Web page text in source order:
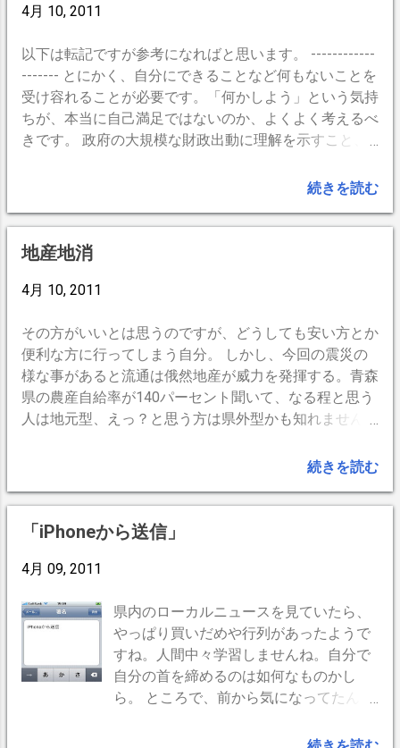
4月 10, 2011
以下は転記ですが参考になればと思います。 ------------
------- とにかく、自分にできることなど何もないことを
受け容れることが必要です。「何かしよう」という気持
ちが、本当に自己満足ではないのか、よくよく考えるべ
きです。 政府の大規模な財政出動に理解を示すこと、
じて、不便を受け容れること、被災者の苛立ちや要望を
募金に参加すること。これくらいが関の山なのです。
『被災経験のあるあなたに訊きたいが、被災地に対して
答えました。 まずは、呼ばれでもしないかぎり、絶対
人、入ろうとする支援部隊や家族でアクセスはただでさ
え大混乱ですから非常に邪魔です。 統制もとられてお
らず装備もなく訓練も受けていない『ボランティア』は
ただの野次馬観光客です。何の役にも立ちません。自衛
隊は、食糧から水から燃料から寝具から、全て自前で用
被災者が食うべきものを食い、被災者が飲むべき水を飲
指揮に従うのであれば、しかも生き地獄での救援活動に
耐えうる技術と精神力を備えているのであれば、行って
も送らないことです。何が不足しているかもわからずに
のがないだろう』とボロを送られても馬鹿にされたと思
うだけです。水もガスもないところにカップ麺を送られ
ても意味ありません。現場に何が必要かを理解している
のは現場のプロだけです。『○が不足しているのでどこ
に送って欲しい』という呼びかけに応えるのであれば、
らから安否確認の通信をしないことです。 安否確認し
続きを読む
地産地消
4月 10, 2011
その方がいいとは思うのですが、どうしても安い方とか
便利な方に行ってしまう自分。 しかし、今回の震災の
様な事があると流通は俄然地産が威力を発揮する。青森
県の農産自給率が140パーセント聞いて、なる程と思う
人は地元型、えっ？と思う方は県外型かも知れません
品をつくれる自家製店。逆に、半自家製や買取店のお店
商品が全く無いお店もある。 流石に、 「煙草は地元で
買いましょう」 のスローガンは見かけなくなったけ
デパート。今日開店してみると、やはり街の賑わいは違
すが、弘前人には受け入れにくい要素も多々ある。安さ
や、便利さだけに魅力を感じないのが土手町人、弘前
人。弘前人の気質や文化は失いたくないし、もっと大切
にしたいと思います。 98円のたまごの為に血眼になる
のも確かに変ですよね。 -- BlogPress,iPhone --
続きを読む
「iPhoneから送信」
4月 09, 2011
県内のローカルニュースを見ていたら、
やっぱり買いだめや行列があったようで
すね。人間中々学習しませんね。自分で
自分の首を締めるのは如何なものかし
ら。 ところで、前から気になってたんで